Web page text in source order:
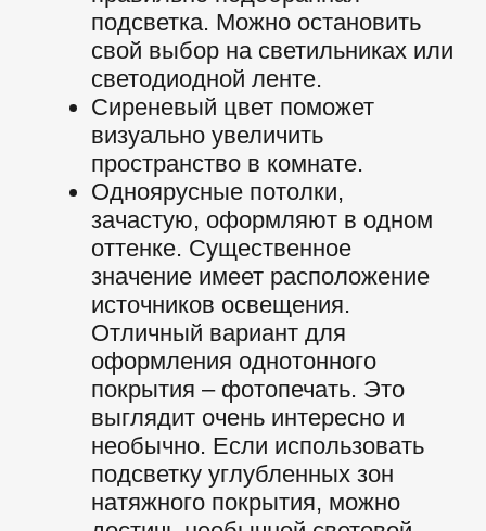
ОРАНЖЕВЫЕ НАТЯЖНЫЕ ПОТОЛКИГОЛУБЫЕ
ИНН: 246009526826
ИП Игошин Валентин Александрович